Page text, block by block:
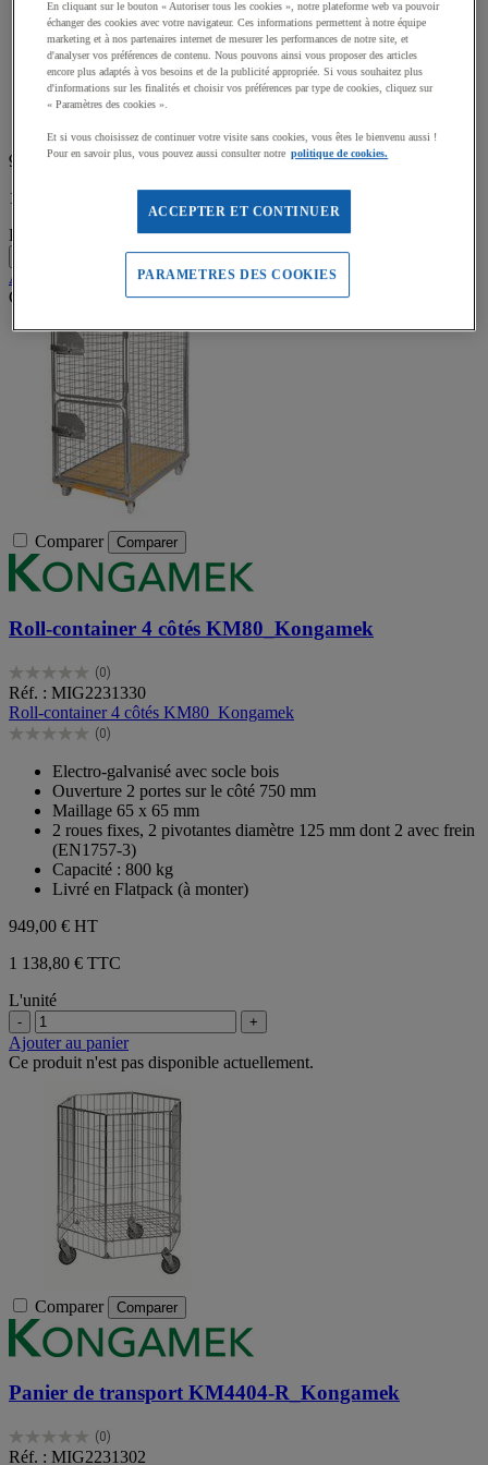
étoiles.
Electro-galvanisé avec socle bois
1/2 porte rabattable sur le côté 1200 mm
Maillage 110 x 530 mm
2 roues fixes, 2 pivotantes diamètre 125 mm (dont 2 roues
avec frein EN1757-3)
Capacité : 500 kg
955,00 €HT
1 146,00 € TTC
L'unité
+
Ajouter au panier
Ce produit n'est pas disponible actuellement.
Comparer Comparer
Roll-container 4 côtés KM80_Kongamek
(0)
0.0
sur
5
étoiles.
Réf. : MIG2231330
Roll-container 4 côtés KM80_Kongamek
(0)
0.0
étoiles.
Electro-galvanisé avec socle bois
Ouverture 2 portes sur le côté 750 mm
Maillage 65 x 65 mm
2 roues fixes, 2 pivotantes diamètre 125 mm dont 2 avec frein
(EN1757-3)
Capacité : 800 kg
Livré en Flatpack (à monter)
949,00 € HT
1 138,80 € TTC
L'unité
- +
Ajouter au panier
Ce produit n'est pas disponible actuellement.
Comparer Comparer
Panier de transport KM4404-R_Kongamek
(0)
0.0
Réf. : MIG2231302
En cliquant sur le bouton « Autoriser tous les cookies », notre plateforme web va pouvoir
échanger des cookies avec votre navigateur. Ces informations permettent à notre équipe
marketing et à nos partenaires internet de mesurer les performances de notre site, et
d'analyser vos préférences de contenu. Nous pouvons ainsi vous proposer des articles
encore plus adaptés à vos besoins et de la publicité appropriée. Si vous souhaitez plus
d'informations sur les finalités et choisir vos préférences par type de cookies, cliquez sur
« Paramètres des cookies ».
Et si vous choisissez de continuer votre visite sans cookies, vous êtes le bienvenu aussi !
Pour en savoir plus, vous pouvez aussi consulter notre politique de cookies.
ACCEPTER ET CONTINUER
PARAMETRES DES COOKIES